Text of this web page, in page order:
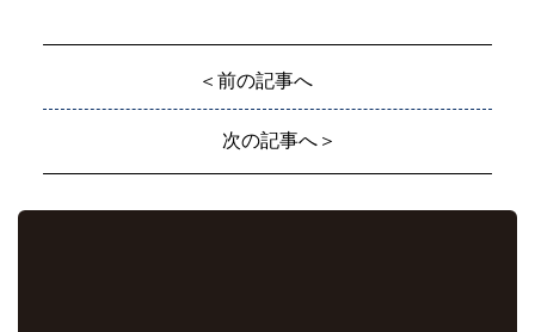
＜前の記事へ
次の記事へ＞